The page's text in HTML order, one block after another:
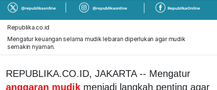
Republika.co.id
Mengatur keuangan selama mudik lebaran diperlukan agar mudik
semakin nyaman.
REPUBLIKA.CO.ID, JAKARTA -- Mengatur
anggaran mudik menjadi langkah penting agar